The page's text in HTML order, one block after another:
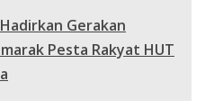
Gerakan
Pesta Rakyat HUT